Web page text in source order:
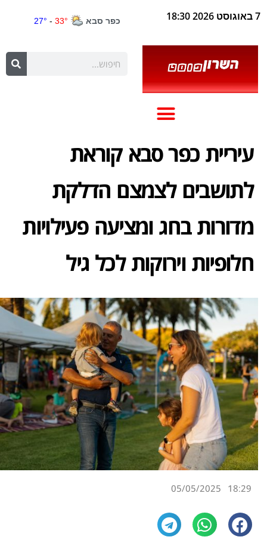
7 באוגוסט 2026 18:30
עיריית כפר סבא קוראת
לתושבים לצמצם הדלקת
מדורות בחג ומציעה פעילויות
חלופיות וירוקות לכל גיל
18:29
05/05/2025